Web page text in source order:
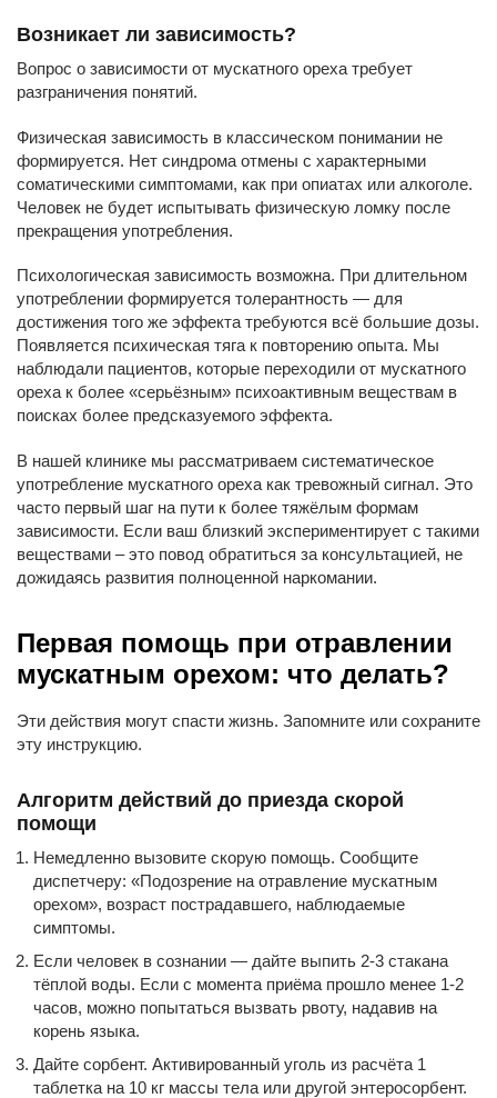
Возникает ли зависимость?
Вопрос о зависимости от мускатного ореха требует
разграничения понятий.
Физическая зависимость в классическом понимании не
формируется. Нет синдрома отмены с характерными
соматическими симптомами, как при опиатах или алкоголе.
Человек не будет испытывать физическую ломку после
прекращения употребления.
Психологическая зависимость возможна. При длительном
употреблении формируется толерантность — для
достижения того же эффекта требуются всё большие дозы.
Появляется психическая тяга к повторению опыта. Мы
наблюдали пациентов, которые переходили от мускатного
ореха к более «серьёзным» психоактивным веществам в
поисках более предсказуемого эффекта.
В нашей клинике мы рассматриваем систематическое
употребление мускатного ореха как тревожный сигнал. Это
часто первый шаг на пути к более тяжёлым формам
зависимости. Если ваш близкий экспериментирует с такими
веществами – это повод обратиться за консультацией, не
дожидаясь развития полноценной наркомании.
Первая помощь при отравлении
мускатным орехом: что делать?
Эти действия могут спасти жизнь. Запомните или сохраните
эту инструкцию.
Алгоритм действий до приезда скорой
помощи
Немедленно вызовите скорую помощь. Сообщите
диспетчеру: «Подозрение на отравление мускатным
орехом», возраст пострадавшего, наблюдаемые
симптомы.
Если человек в сознании — дайте выпить 2-3 стакана
тёплой воды. Если с момента приёма прошло менее 1-2
часов, можно попытаться вызвать рвоту, надавив на
корень языка.
Дайте сорбент. Активированный уголь из расчёта 1
таблетка на 10 кг массы тела или другой энтеросорбент.